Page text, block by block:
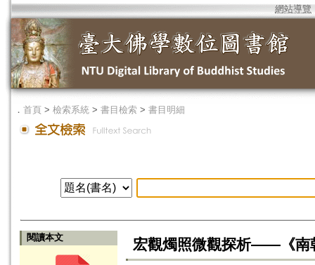
網站導覽
． 首頁 > 檢索系統 > 書目檢索 > 書目明細
閱讀本文 宏觀燭照微觀探析——《南